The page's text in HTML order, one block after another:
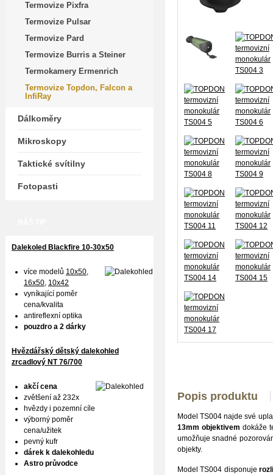
Popis produktu
Model TS004 najde své
13mm objektivem dokáže
umožňuje snadné
objekty.
Model TS004 disponuje
Termovize Pixfra
Termovize Pulsar
Termovize Pard
Termovize Burris a Steiner
Termokamery Ermenrich
Termovize Topdon, Falcon a
InfiRay
Dálkoměry
Mikroskopy
Taktické svítilny
Fotopasti
Dalekoled Blackfire 10-30x50
více modelů 10x50,
16x50, 10x42
vyníkající poměr
cena/kvalita
antireflexní optika
pouzdro a 2 dárky
Hvězdářský dětský dalekohled
zrcadlový NT 76/700
akčí cena
zvětšení až 232x
hvězdy i pozemní cíle
výborný poměr
cena/užitek
pevný kufr
dárek k dalekohledu
Astro průvodce